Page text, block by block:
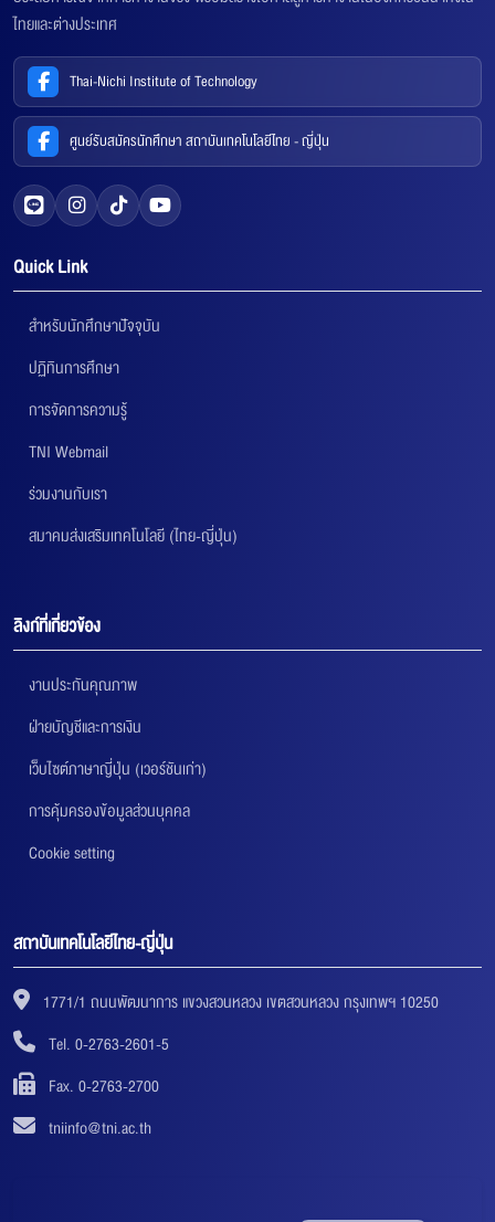
ไทยและต่างประเทศ
Thai-Nichi Institute of Technology
ศูนย์รับสมัครนักศึกษา สถาบันเทคโนโลยีไทย - ญี่ปุ่น
Quick Link
สำหรับนักศึกษาปัจจุบัน
ปฏิทินการศึกษา
การจัดการความรู้
TNI Webmail
ร่วมงานกับเรา
สมาคมส่งเสริมเทคโนโลยี (ไทย-ญี่ปุ่น)
ลิงก์ที่เกี่ยวข้อง
งานประกันคุณภาพ
ฝ่ายบัญชีและการเงิน
เว็บไซต์ภาษาญี่ปุ่น (เวอร์ชันเก่า)
การคุ้มครองข้อมูลส่วนบุคคล
Cookie setting
สถาบันเทคโนโลยีไทย-ญี่ปุ่น
1771/1 ถนนพัฒนาการ แขวงสวนหลวง เขตสวนหลวง กรุงเทพฯ 10250
Tel. 0-2763-2601-5
Fax. 0-2763-2700
tniinfo@tni.ac.th